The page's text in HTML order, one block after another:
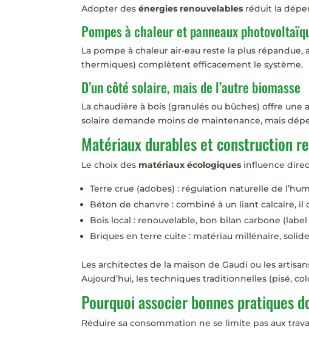
Adopter desénergies renouvelables réduit la
Pompes à chaleur et panneaux
La pompe à chaleur air-eau reste la plus
thermiques) complètent efficacement le système.
D’un côté solaire, mais de l’autre biomasse
La chaudière à bois (granulés ou bûches) offre
solaire demande moins de maintenance, mais
Matériaux durables et construction
Le choix des matériaux écologiques influence
Terre crue (adobes) : régulation naturelle de
Béton de chanvre : combiné à un liant calcaire,
Bois local : renouvelable, bon bilan carbone (label
Briques en terre cuite : matériau millénaire,
Les architectes de la maison de Gaudí ou les
Aujourd’hui, les techniques traditionnelles (pisé,
Pourquoi associer bonnes pratiques
Réduire sa consommation ne se limite pas aux